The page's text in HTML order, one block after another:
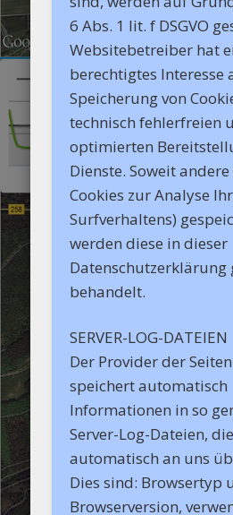
6 Abs. 1 lit. f DSGVO
Websitebetreiber hat
berechtigtes Interesse
Speicherung von
technisch fehlerfreien
optimierten
Dienste. Soweit andere
Cookies zur Analyse
Surfverhaltens)
werden diese in dieser
Datenschutzerklärung
behandelt.
SERVER-LOG-DATEIEN
Der Provider der
speichert automatisch
Informationen in so
Server-Log-Dateien,
automatisch an uns
Dies sind: Browsertyp
Browserversion,